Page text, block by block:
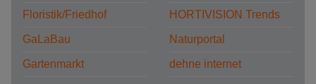
Floristik/Friedhof
GaLaBau
Gartenmarkt
HORTIVISION Trends
Naturportal
dehne internet